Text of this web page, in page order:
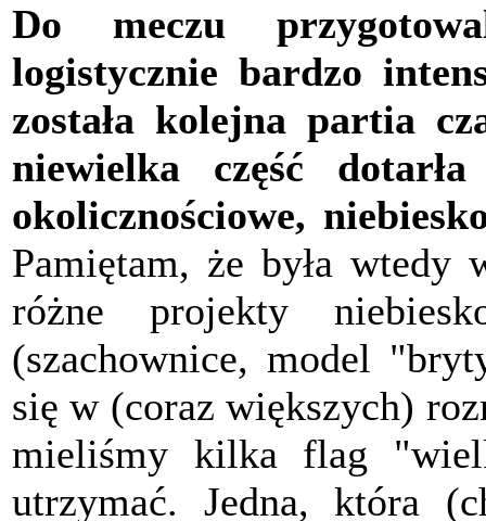
Do meczu
logistycznie bardzo
została kolejna partia
niewielka część
okolicznościowe,
Pamiętam, że była
różne projekty
(szachownice, model
się w (coraz większych)
mieliśmy kilka flag
utrzymać. Jedna, która